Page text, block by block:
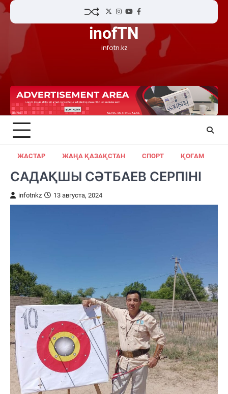
Skip
content
TwitterInstagram
YouTubeFacebook
inofTN
infotn.kz
ЖАСТАР ЖАҢА ҚАЗАҚСТАН СПОРТ ҚОҒАМ
САДАҚШЫ СӘТБАЕВ СЕРПІНІ
infotnkz 13 августа, 2024